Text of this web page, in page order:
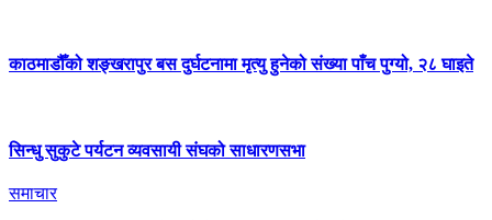
काठमाडौँको शङ्खरापुर बस दुर्घटनामा मृत्यु हुनेको संख्या पाँच पुग्यो, २८ घाइते
सिन्धु सुकुटे पर्यटन व्यवसायी संघको साधारणसभा
समाचार